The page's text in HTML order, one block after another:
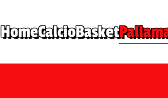
HomeCalcioBasket